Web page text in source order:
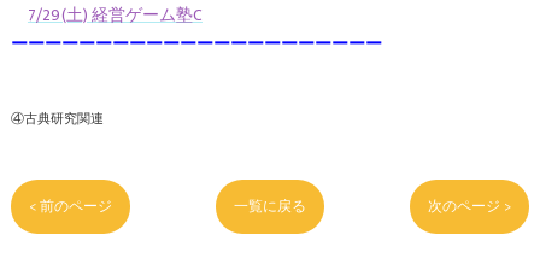
7/29(土) 経営ゲーム塾C
ーーーーーーーーーーーーーーーーーーーーーー
④古典研究関連
< 前のページ 一覧に戻る 次のページ >